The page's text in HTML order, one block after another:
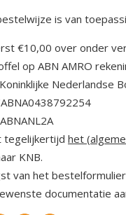
is van
€10,00 over onder
op ABN AMRO
Nederlandse
tegelijkertijd het
KNB.
van het
documentatie